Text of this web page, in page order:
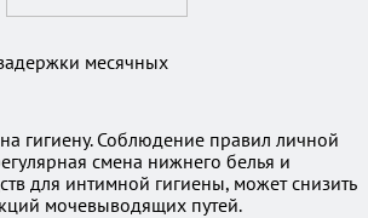
месячных
гигиену. Соблюдение правил личной
смена нижнего белья и
для интимной гигиены, может снизить
мочевыводящих путей.